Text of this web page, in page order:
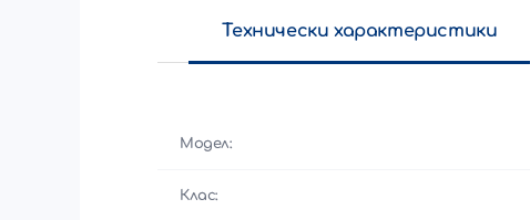
Технически характеристики
Модел:
Клас: